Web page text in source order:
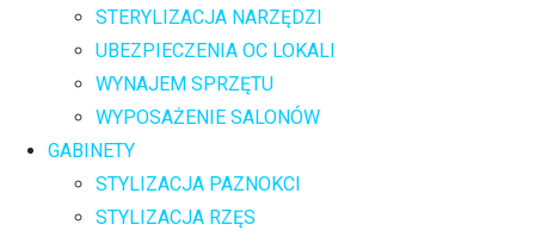
STERYLIZACJA NARZĘDZI
UBEZPIECZENIA OC LOKALI
WYNAJEM SPRZĘTU
WYPOSAŻENIE SALONÓW
GABINETY
STYLIZACJA PAZNOKCI
STYLIZACJA RZĘS